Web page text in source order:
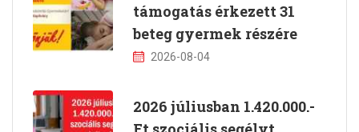
támogatás érkezett 31
beteg gyermek részére
2026-08-04
2026 júliusban 1.420.000.-